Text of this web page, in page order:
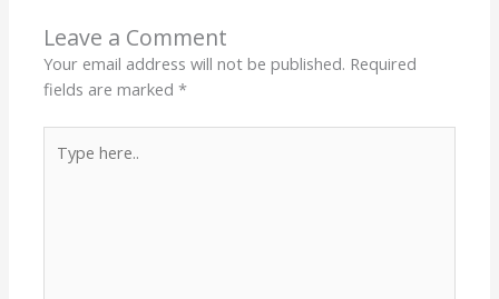
Leave a Comment
Your email address will not be published. Required
fields are marked*
here..